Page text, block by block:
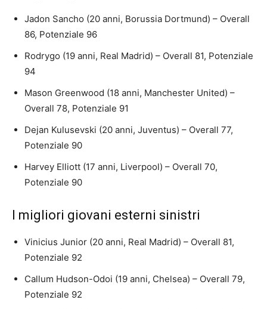
Jadon Sancho (20 anni, Borussia Dortmund) – Overall
86, Potenziale 96
Rodrygo (19 anni, Real Madrid) – Overall 81, Potenziale
94
Mason Greenwood (18 anni, Manchester United) –
Overall 78, Potenziale 91
Dejan Kulusevski (20 anni, Juventus) – Overall 77,
Potenziale 90
Harvey Elliott (17 anni, Liverpool) – Overall 70,
Potenziale 90
I migliori giovani esterni sinistri
Vinicius Junior (20 anni, Real Madrid) – Overall 81,
Potenziale 92
Callum Hudson-Odoi (19 anni, Chelsea) – Overall 79,
Potenziale 92